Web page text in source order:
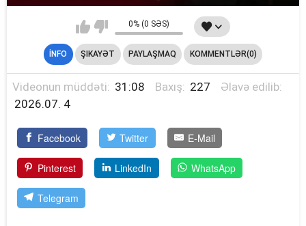
0% (0 SƏS)
İNFO ŞIKAYƏT PAYLAŞMAQ KOMMENTLƏR(0)
Videonun müddəti: 31:08 Baxış: 227
Əlavə edilib:
2026.07. 4
Facebook Twitter E-Mail
Pinterest LinkedIn WhatsApp
Telegram